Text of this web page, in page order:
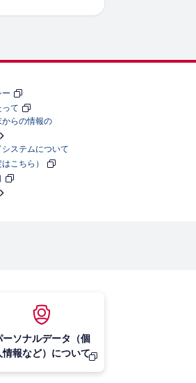
ー
て
らの情報の
システムについて
こちら）
ーソナルデータ（個
情報など）について